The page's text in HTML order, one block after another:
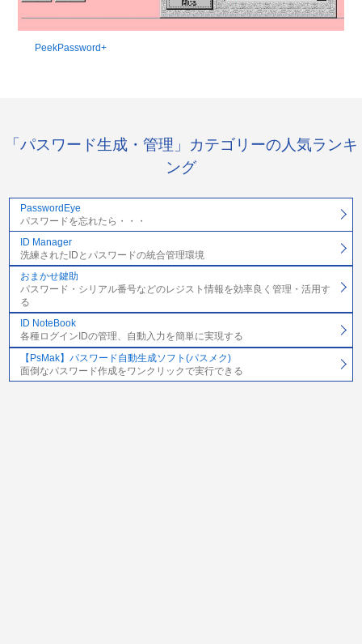
PeekPassword+
「パスワード生成・管理」カテゴリーの人気ランキ
ング
PasswordEye
パスワードを忘れたら・・・
ID Manager
洗練されたIDとパスワードの統合管理環境
おまかせ鍵助
パスワード・シリアル番号などのレジスト情報を効率良く管理・活用す
る
ID NoteBook
各種ログインIDの管理、自動入力を簡単に実現する
【PsMak】パスワード自動生成ソフト(パスメク)
面倒なパスワード作成をワンクリックで実行できる